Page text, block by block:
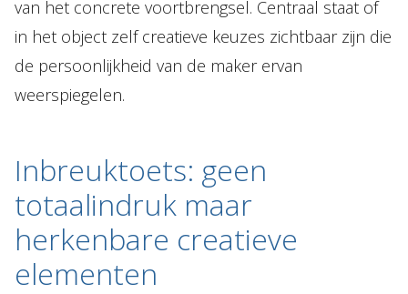
van het concrete voortbrengsel. Centraal staat of
in het object zelf creatieve keuzes zichtbaar zijn die
de persoonlijkheid van de maker ervan
weerspiegelen.
Inbreuktoets: geen
totaalindruk maar
herkenbare creatieve
elementen